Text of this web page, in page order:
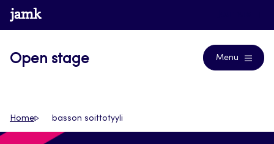
Siirry
suoraan
www.jamk.fi
Open stage Menu
Home basson soittotyyli